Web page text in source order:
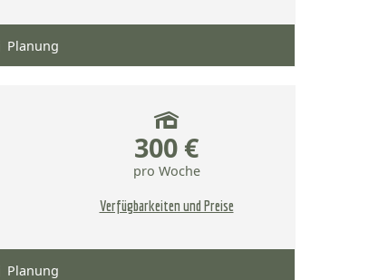
Planung
300 €
pro Woche
Verfügbarkeiten und Preise
Planung